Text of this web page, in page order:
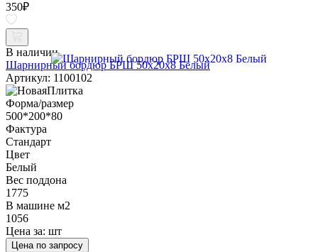
350₽
В наличии
Шарнирный бордюр БРШ 50х20х8 Белый
Артикул: 1100102
Форма/размер
500*200*80
Фактура
Стандарт
Цвет
Белый
Вес поддона
1775
В машине м2
1056
Цена за: шт
Цена по запросу